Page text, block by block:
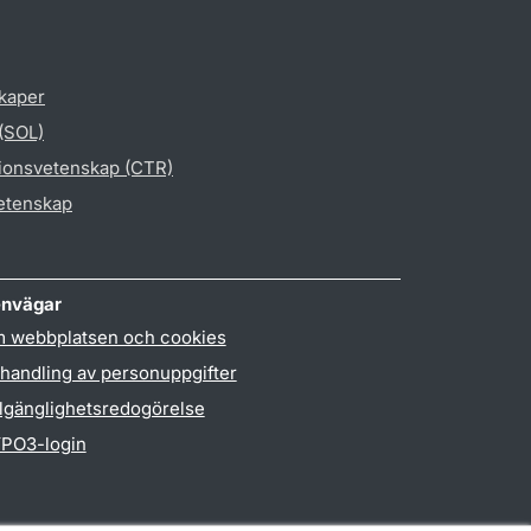
(CTR)
webbplatsen och cookies
av personuppgifter
login